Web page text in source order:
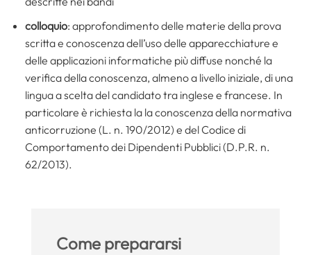
colloquio: approfondimento delle materie della prova
scritta e conoscenza dell’uso delle apparecchiature e
delle applicazioni informatiche più diffuse nonché la
verifica della conoscenza, almeno a livello iniziale, di una
lingua a scelta del candidato tra inglese e francese. In
particolare è richiesta la la conoscenza della normativa
anticorruzione (L. n. 190/2012) e del Codice di
Comportamento dei Dipendenti Pubblici (D.P.R. n.
62/2013).
Come prepararsi